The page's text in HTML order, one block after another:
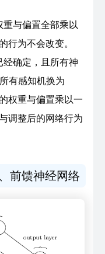
与偏置全部乘以
行为不会改变。
确定，且所有神
有感知机换为
权重与偏置乘以一
调整后的网络行为
前馈神经网络